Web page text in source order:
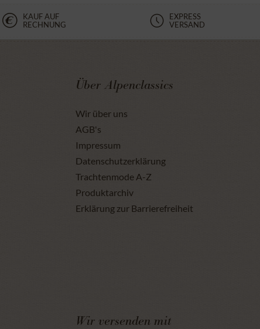
KAUF AUF
RECHNUNG
EXPRESS
VERSAND
Über Alpenclassics
Wir über uns
AGB's
Impressum
Datenschutzerklärung
Trachtenmode A-Z
Produktarchiv
Erklärung zur Barrierefreiheit
Wir versenden mit